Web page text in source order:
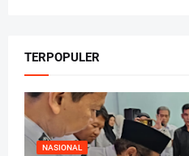
TERPOPULER
NASIONAL